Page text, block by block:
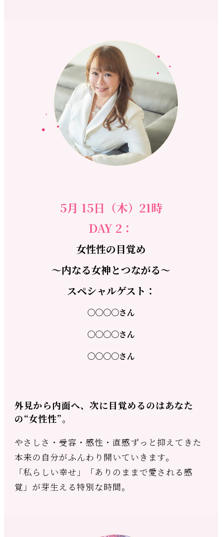
5月 15日（木）21時
DAY 2：
女性性の目覚め
～内なる女神とつながる～
スペシャルゲスト：
〇〇〇〇さん
〇〇〇〇さん
〇〇〇〇さん
外見から内面へ、次に目覚めるのはあなた
の“女性性”。
やさしさ・受容・感性・直感――ずっと抑えてきた
本来の自分がふんわり開いていきます。
「私らしい幸せ」「ありのままで愛される感
覚」が芽生える特別な時間。